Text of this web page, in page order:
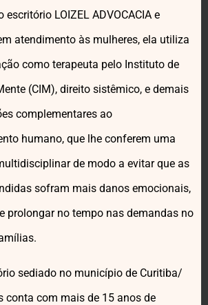
escritório LOIZEL ADVOCACIA e
atendimento às mulheres, ela utiliza
como terapeuta pelo Instituto de
(CIM), direito sistêmico, e demais
complementares ao
humano, que lhe conferem uma
de modo a evitar que as
sofram mais danos emocionais,
prolongar no tempo nas demandas no
sediado no município de Curitiba/
conta com mais de 15 anos de